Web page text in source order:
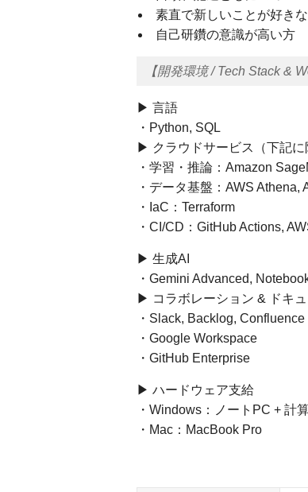
素直で新しいことが好き
自己研鑽の意識が高い方
【開発環境 / Tech Stack &
▶︎ 言語
・Python, SQL
▶︎ クラウドサービス（下記に
・学習・推論：Amazon
・データ基盤：AWS
・IaC：Terraform
・CI/CD：GitHub Actions,
▶︎ 生成AI
・Gemini Advanced,
▶︎ コラボレーション & ドキュ
・Slack, Backlog, Confluence
・Google Workspace
・GitHub Enterprise
▶︎ ハードウェア支給
・Windows：ノートPC + 計
・Mac：MacBook Pro